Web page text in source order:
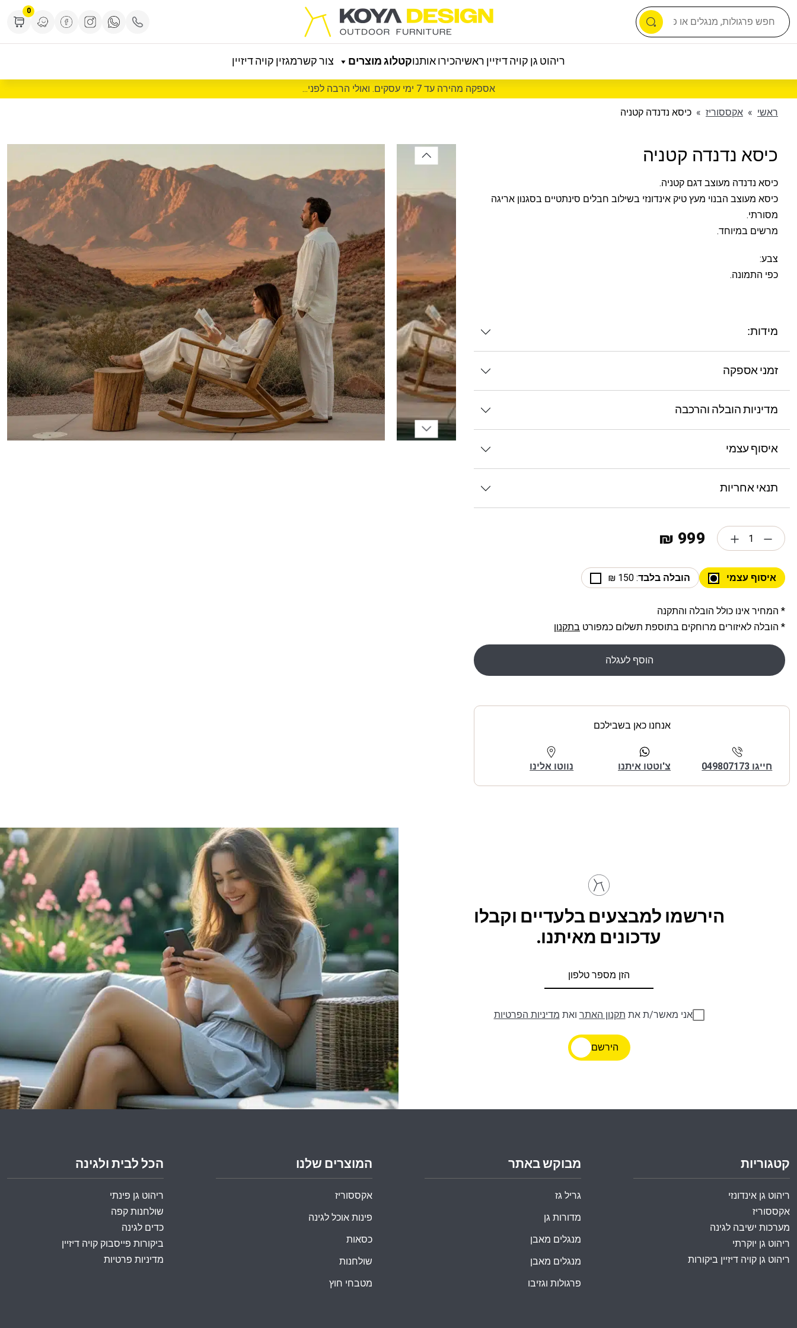
0
ריהוט גן קויה דיזיין ראשיהכירו אותנוקטלוג מוצרים צור קשרמגזין קויה דיזיין
אספקה מהירה עד 7 ימי עסקים. ואולי הרבה לפני...
ראשי » אקססוריז » כיסא נדנדה קטניה
כיסא נדנדה קטניה
כיסא נדנדה מעוצב דגם קטניה.
כיסא מעוצב הבנוי מעץ טיק אינדונזי בשילוב חבלים סינתטיים בסגנון אריגה
מסורתי.
מרשים במיוחד.
צבע:
כפי התמונה.
מידות:
זמני אספקה
מדיניות הובלה והרכבה
איסוף עצמי
תנאי אחריות
999 ₪
איסוף עצמי הובלה בלבד: 150 ₪
* המחיר אינו כולל הובלה והתקנה
* הובלה לאיזורים מרוחקים בתוספת תשלום כמפורט בתקנון
הוסף לעגלה
אנחנו כאן בשבילכם
חייגו 049807173 צ'וטטו איתנו נווטו אלינו
הירשמו למבצעים בלעדיים וקבלו
עדכונים מאיתנו.
אני מאשר/ת את תקנון האתר ואת מדיניות הפרטיות
הירשם
הכל לבית ולגינה
ריהוט גן פינתי
שולחנות קפה
כדים לגינה
ביקורות פייסבוק קויה דיזיין
מדיניות פרטיות
המוצרים שלנו
אקססוריז
פינות אוכל לגינה
כסאות
שולחנות
מטבחי חוץ
מבוקש באתר
גריל גז
מדורות גן
מנגלים מאבן
מנגלים מאבן
פרגולות וגזיבו
קטגוריות
ריהוט גן אינדונזי
אקססוריז
מערכות ישיבה לגינה
ריהוט גן יוקרתי
ריהוט גן קויה דיזיין ביקורות